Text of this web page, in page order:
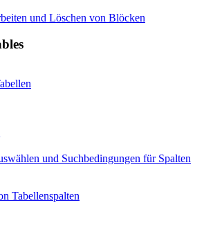
und Löschen von Blöcken
und Suchbedingungen für Spalten
Tabellenspalten